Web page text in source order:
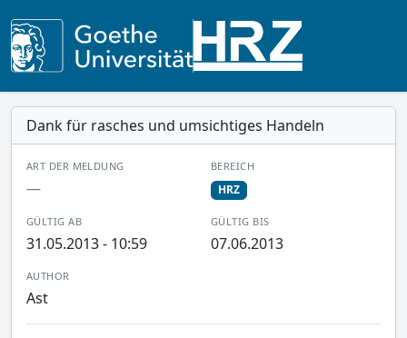
Dank für rasches und umsichtiges Handeln
ART DER MELDUNG
—
BEREICH
HRZ
GÜLTIG AB
31.05.2013 - 10:59
GÜLTIG BIS
07.06.2013
AUTHOR
Ast